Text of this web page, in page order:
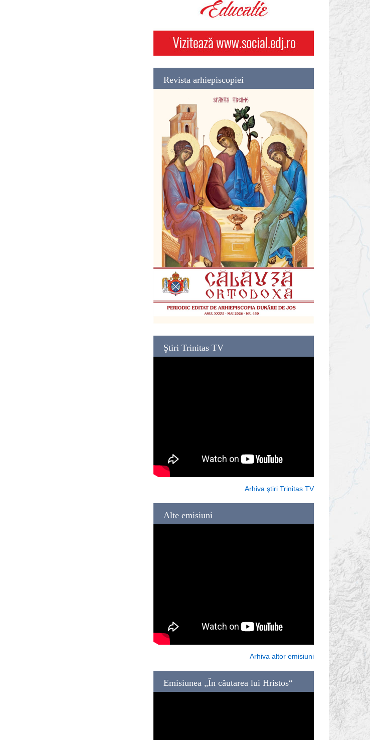
Revista arhiepiscopiei
Ştiri Trinitas TV
Arhiva ştiri Trinitas TV
Alte emisiuni
Arhiva altor emisiuni
Emisiunea „În căutarea lui Hristos“